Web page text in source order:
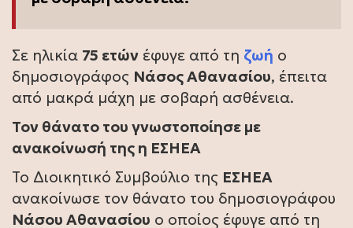
Σε ηλικία 75 ετών έφυγε από τη ζωή ο
δημοσιογράφος Νάσος Αθανασίου, έπειτα
από μακρά μάχη με σοβαρή ασθένεια.
Τον θάνατο του γνωστοποίησε με
ανακοίνωσή της η ΕΣΗΕΑ
Το Διοικητικό Συμβούλιο της ΕΣΗΕΑ
ανακοίνωσε τον θάνατο του δημοσιογράφου
Νάσου Αθανασίου ο οποίος έφυγε από τη